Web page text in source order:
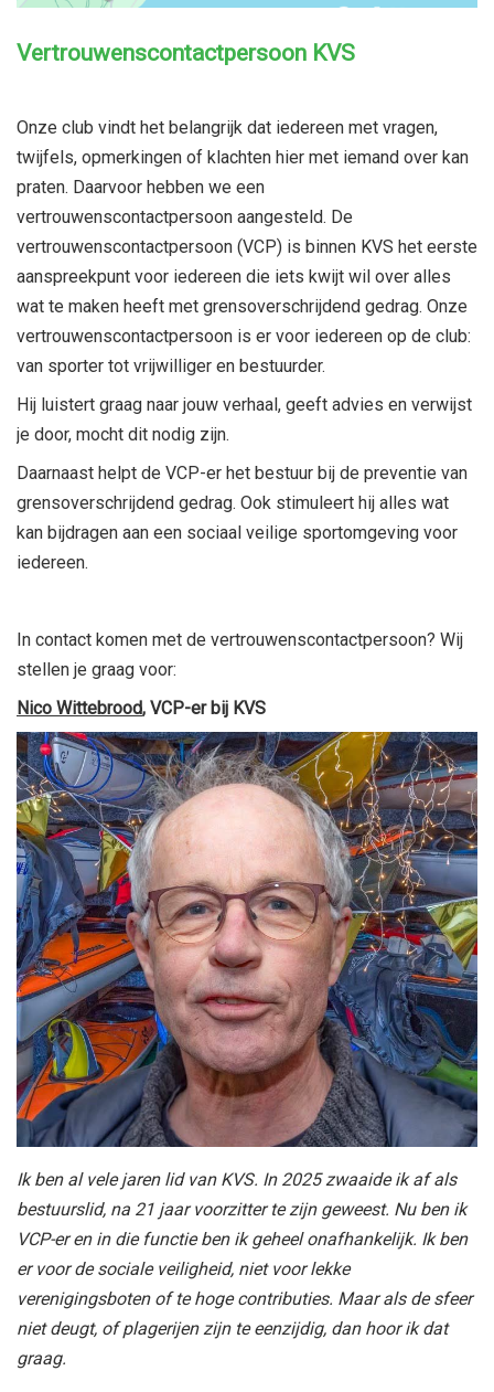
Vertrouwenscontactpersoon KVS
Onze club vindt het belangrijk dat iedereen met vragen,
twijfels, opmerkingen of klachten hier met iemand over kan
praten. Daarvoor hebben we een
vertrouwenscontactpersoon aangesteld. De
vertrouwenscontactpersoon (VCP) is binnen KVS het eerste
aanspreekpunt voor iedereen die iets kwijt wil over alles
wat te maken heeft met grensoverschrijdend gedrag. Onze
vertrouwenscontactpersoon is er voor iedereen op de club:
van sporter tot vrijwilliger en bestuurder.
Hij luistert graag naar jouw verhaal, geeft advies en verwijst
je door, mocht dit nodig zijn.
Daarnaast helpt de VCP-er het bestuur bij de preventie van
grensoverschrijdend gedrag. Ook stimuleert hij alles wat
kan bijdragen aan een sociaal veilige sportomgeving voor
iedereen.
In contact komen met de vertrouwenscontactpersoon? Wij
stellen je graag voor:
Nico Wittebrood, VCP-er bij KVS
Ik ben al vele jaren lid van KVS. In 2025 zwaaide ik af als
bestuurslid, na 21 jaar voorzitter te zijn geweest. Nu ben ik
VCP-er en in die functie ben ik geheel onafhankelijk. Ik ben
er voor de sociale veiligheid, niet voor lekke
verenigingsboten of te hoge contributies. Maar als de sfeer
niet deugt, of plagerijen zijn te eenzijdig, dan hoor ik dat
graag.